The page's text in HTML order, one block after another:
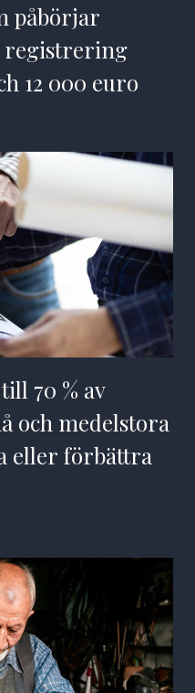
påbörjar
registrering
12 000 euro
70 % av
och medelstora
eller förbättra